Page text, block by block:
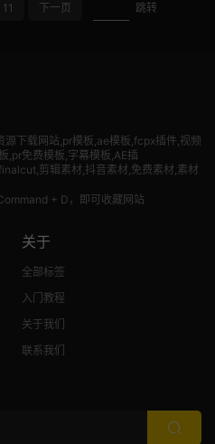
11 下一页 跳转
下载网站,pr模板,ae模板,fcpx插件,视频
,pr免费模板,字幕模板,AE插
剪辑素材,抖音素材,免费素材,素材
+ D，即可收藏网站
关于
全部标签
入门教程
关于我们
联系我们